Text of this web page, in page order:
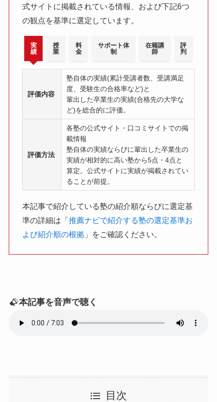
式サイトに掲載されている情報、および下記6つ
の観点を基準に選定しています。
実
績
授
業
料
金
サポート体
制
在籍講
師
評
判
評価内容
塾自体の実績(累計受講者数、受講満足
度、受験生の合格率など)と
輩出した卒業生の実績(合格先の大学な
ど)を総合的に評価。
評価方法
各塾の公式サイト・口コミサイトでの掲
載情報
塾自体の実績ならびに輩出した卒業生の
実績が相対的に高い塾から5点・4点と
算定。公式サイトに実績が掲載されてい
ることが前提。
本記事で紹介している塾の紹介順ならびに選定基
準の詳細は「推薦ナビで紹介する塾の選定基準お
よび紹介順の根拠」をご確認ください。
本記事を音声で聴く
目次